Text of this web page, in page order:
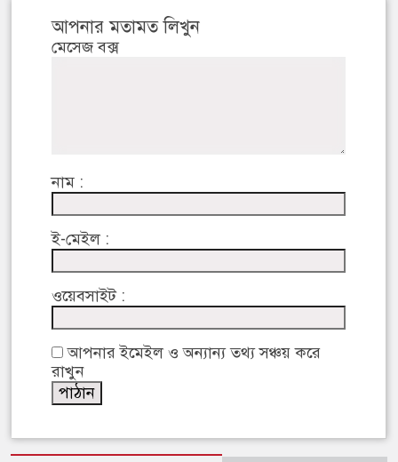
আপনার মতামত লিখুন
মেসেজ বক্স
নাম :
ই-মেইল :
ওয়েবসাইট :
আপনার ইমেইল ও অন্যান্য তথ্য সঞ্চয় করে
রাখুন